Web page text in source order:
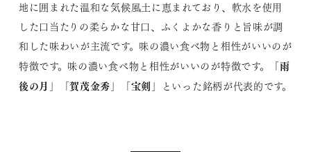
地に囲まれた温和な気候風土に恵まれており、軟水を使用
した口当たりの柔らかな甘口、ふくよかな香りと旨味が調
和した味わいが主流です。味の濃い食べ物と相性がいいのが
特徴です。味の濃い食べ物と相性がいいのが特徴です。「雨
後の月 」「賀茂金秀 」「宝剣 」といった銘柄が代表的です。